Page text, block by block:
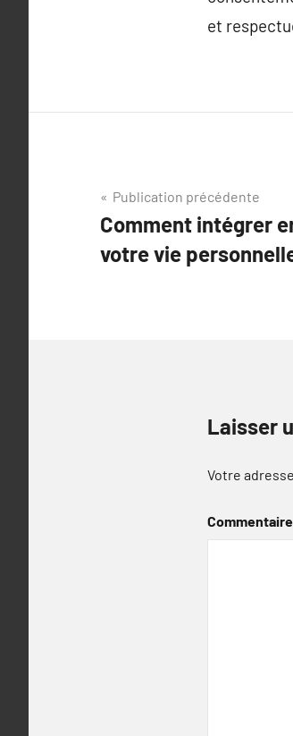
et
Navigation
de
l’article
Publication précédente
Comment intégrer
votre vie
Laisser
Votre
Commentaire